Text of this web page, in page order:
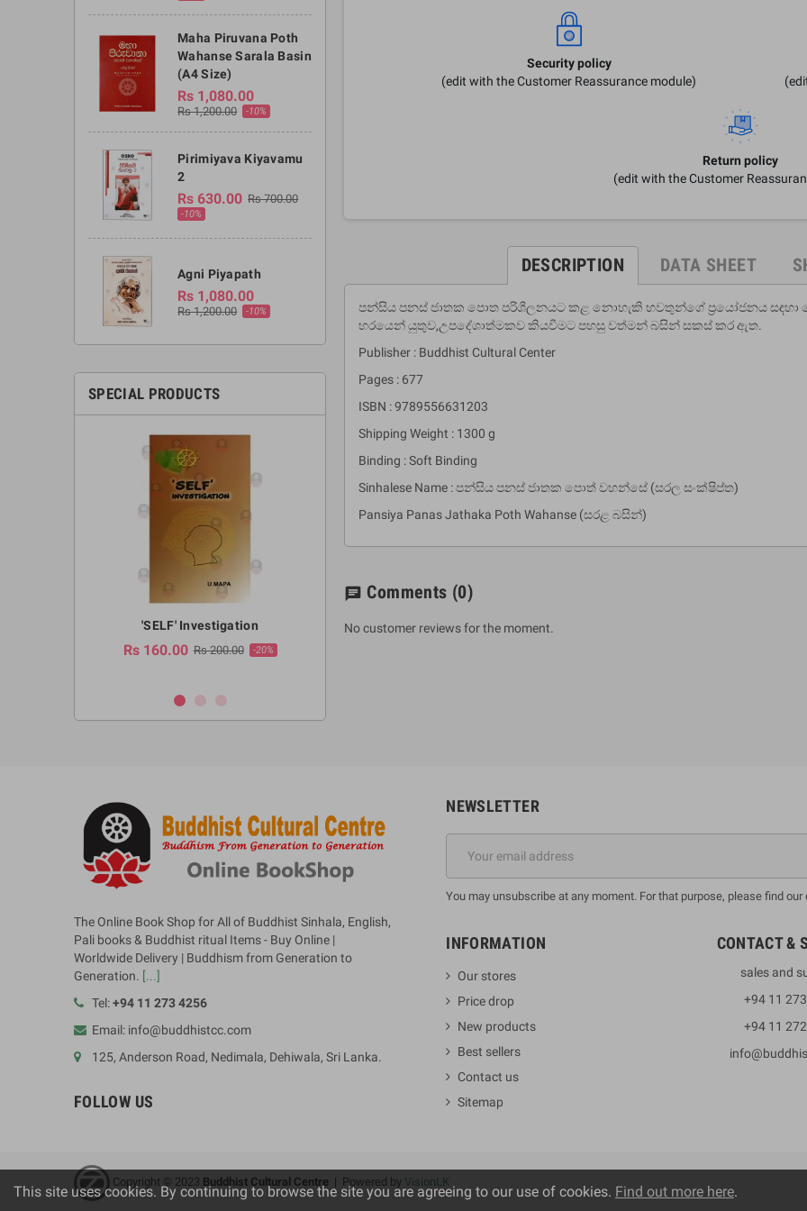
Maha Piruvana Poth
Wahanse Sarala Basin
(A4 Size)
Rs 1,080.00
Rs 1,200.00 -10%
Pirimiyava Kiyavamu
2
Rs 630.00 Rs 700.00
-10%
Agni Piyapath
Rs 1,080.00
Rs 1,200.00 -10%
SPECIAL PRODUCTS
'SELF' Investigation
Rs 160.00 Rs 200.00 -20%
(Sinhala Therum Sahitha) Piruvana
Security policy
(edit with the Customer Reassurance module)
Return policy
(edit with the Customer
DESCRIPTION DATA SHEET
පන්සිය පනස් ජාතක පොත පරිශීලනයට කළ නොහැකි භවතුන්ගේ ප්‍රයෝජනය
හරයෙන් යුතුව,උපදේශාත්මකව කියවීමට පහසු වත්මන් බසින් සකස් කර ඇත.
Publisher : Buddhist Cultural Center
Pages : 677
ISBN : 9789556631203
Shipping Weight : 1300 g
Binding : Soft Binding
Sinhalese Name : පන්සිය පනස් ජාතක පොත් වහන්සේ (සරල සංක්ෂිප්ත)
Pansiya Panas Jathaka Poth Wahanse (සරළ බසින්)
chat Comments (0)
No customer reviews for the moment.
The Online Book Shop for All of Buddhist Sinhala, English,
Pali books & Buddhist ritual Items - Buy Online |
Worldwide Delivery | Buddhism from Generation to
Generation. [...]
Tel:+94 11 273 4256
Email: info@buddhistcc.com
125, Anderson Road, Nedimala, Dehiwala, Sri Lanka.
FOLLOW US
NEWSLETTER
You may unsubscribe at any moment. For that purpose, please find
INFORMATION
Our stores
Price drop
New products
Best sellers
Contact us
Sitemap
CONTACT &
sales and
+94 11
+94 11
Copyright © 2023 Buddhist Cultural Centre | Powered by VisionLK
This site uses cookies. By continuing to browse the site you are agreeing to our use of cookies. Find out more here.